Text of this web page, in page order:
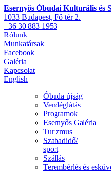
Esernyős Óbudai Kulturális és
1033 Budapest, Fő tér 2.
+36 30 883 1953
Rólunk
Munkatársak
Facebook
Galéria
Kapcsolat
English
Óbuda újság
Vendéglátás
Programok
Esernyős Galéria
Turizmus
Szabadidő/
sport
Szállás
Terembérlés és